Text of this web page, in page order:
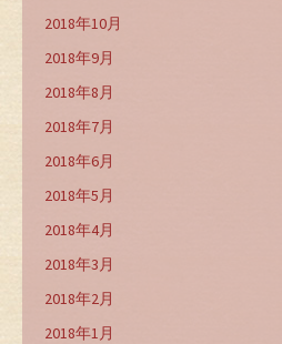
2018年10月
2018年9月
2018年8月
2018年7月
2018年6月
2018年5月
2018年4月
2018年3月
2018年2月
2018年1月